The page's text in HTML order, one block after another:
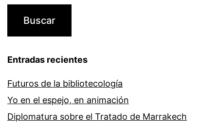
Entradas recientes
Futuros de la bibliotecología
Yo en el espejo, en animación
Diplomatura sobre el Tratado de Marrakech